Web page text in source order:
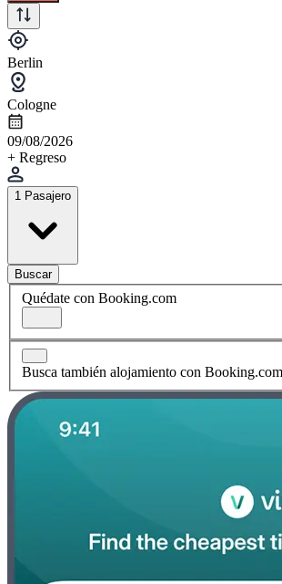
Berlin
Cologne
09/08/2026
+ Regreso
1 Pasajero
Buscar
Quédate con Booking.com
Busca también alojamiento con Booking.com